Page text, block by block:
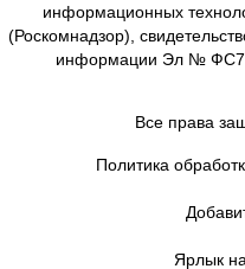
информационных
(Роскомнадзор),
информации Эл №
Все права
Политика
Ярлык